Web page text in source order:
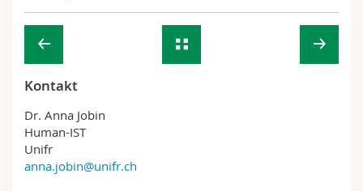
Kontakt
Dr. Anna Jobin
Human-IST
Unifr
anna.jobin@unifr.ch